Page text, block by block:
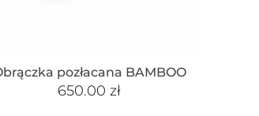
pozłacana BAMBOO
650.00zł